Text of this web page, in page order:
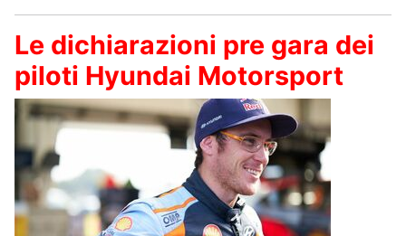
Le dichiarazioni pre gara dei
piloti Hyundai Motorsport